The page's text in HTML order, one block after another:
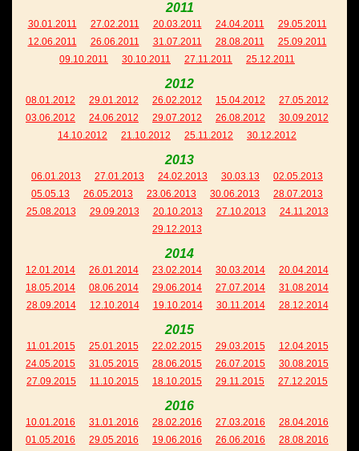
2011
30.01.2011 27.02.2011 20.03.2011 24.04.2011
29.05.2011
12.06.2011
26.06.2011 31.07.2011 28.08.2011
25.09.2011
09.10.2011
30.10.2011 27.11.2011 25.12.2011
2012
08.01.2012 29.01.2012 26.02.2012 15.04.2012
27.05.2012
03.06.2012
24.06.2012 29.07.2012 26.08.2012
30.09.2012
14.10.2012
21.10.2012 25.11.2012 30.12.2012
2013
06.01.2013 27.01.2013 24.02.2013 30.03.13
02.05.2013
05.05.13
26.05.2013 23.06.2013 30.06.2013
28.07.2013
25.08.2013
29.09.2013 20.10.2013 27.10.2013
24.11.2013
29.12.2013
2014
12.01.2014 26.01.2014 23.02.2014 30.03.2014
20.04.2014
18.05.2014
08.06.2014 29.06.2014 27.07.2014
31.08.2014
28.09.2014
12.10.2014 19.10.2014 30.11.2014 28.12.2014
2015
11.01.2015 25.01.2015 22.02.2015 29.03.2015
12.04.2015
24.05.2015
31.05.2015 28.06.2015 26.07.2015
30.08.2015
27.09.2015
11.10.2015 18.10.2015 29.11.2015 27.12.2015
2016
10.01.2016 31.01.2016 28.02.2016 27.03.2016
28.04.2016
01.05.2016
29.05.2016 19.06.2016 26.06.2016
28.08.2016